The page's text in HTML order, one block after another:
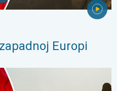
Europi
Temperature iznad